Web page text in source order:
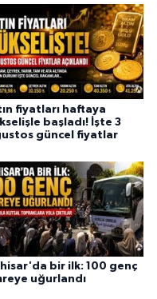
fiyatları haftaya
başladı! İşte 3
güncel fiyatlar
bir ilk: 100 genç
uğurlandı